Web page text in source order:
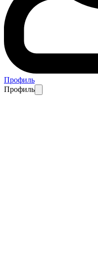
Профиль
Профиль